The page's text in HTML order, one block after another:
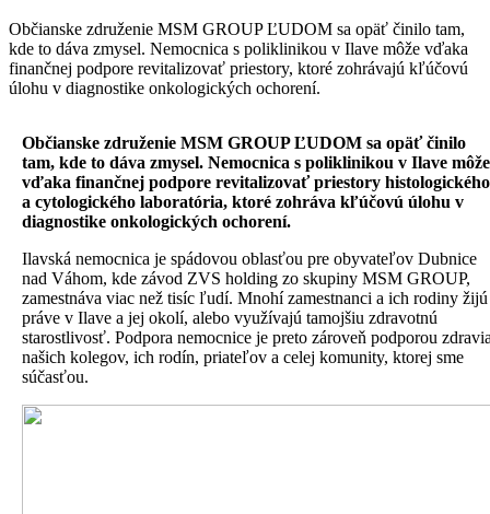
Občianske združenie MSM GROUP ĽUDOM sa opäť činilo tam,
kde to dáva zmysel. Nemocnica s poliklinikou v Ilave môže vďaka
finančnej podpore revitalizovať priestory, ktoré zohrávajú kľúčovú
úlohu v diagnostike onkologických ochorení.
Občianske združenie MSM GROUP ĽUDOM sa opäť činilo
tam, kde to dáva zmysel. Nemocnica s poliklinikou v Ilave môže
vďaka finančnej podpore revitalizovať priestory histologického
a cytologického laboratória, ktoré zohráva kľúčovú úlohu v
diagnostike onkologických ochorení.
Ilavská nemocnica je spádovou oblasťou pre obyvateľov Dubnice
nad Váhom, kde závod ZVS holding zo skupiny MSM GROUP,
zamestnáva viac než tisíc ľudí. Mnohí zamestnanci a ich rodiny žijú
práve v Ilave a jej okolí, alebo využívajú tamojšiu zdravotnú
starostlivosť. Podpora nemocnice je preto zároveň podporou
našich kolegov, ich rodín, priateľov a celej komunity, ktorej sme
súčasťou.